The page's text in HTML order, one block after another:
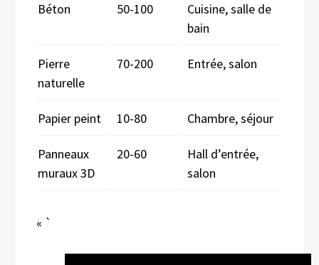
Béton 50-100
Cuisine, salle de
bain
Pierre
naturelle
70-200 Entrée, salon
Papier peint 10-80 Chambre, séjour
Panneaux
muraux 3D
20-60
Hall d’entrée,
salon
« `